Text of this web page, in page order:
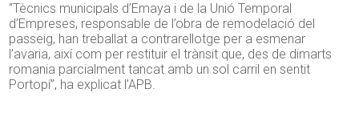
“Tècnics municipals d’Emaya i de la Unió Temporal
d’Empreses, responsable de l’obra de remodelació del
passeig, han treballat a contrarellotge per a esmenar
l’avaria, així com per restituir el trànsit que, des de dimarts
romania parcialment tancat amb un sol carril en sentit
Portopí”, ha explicat l’APB.